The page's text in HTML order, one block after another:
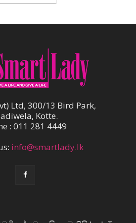
Ltd, 300/13 Bird Park,
Kotte.
: 011 281 4449
info@smartlady.lk